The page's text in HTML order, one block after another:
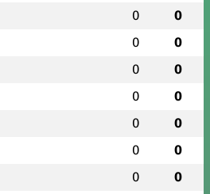
0 0
0 0
0 0
0 0
0 0
0 0
0 0